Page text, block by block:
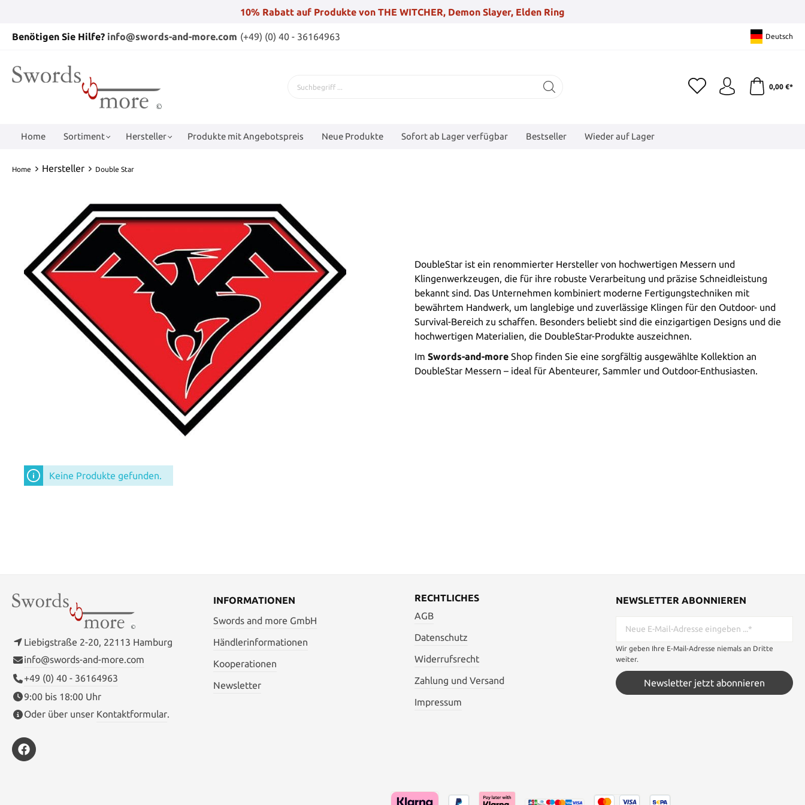
10% Rabatt auf Produkte von THE WITCHER, Demon Slayer, Elden Ring
Benötigen Sie Hilfe? info@swords-and-more.com (+49) (0) 40 - 36164963 Deutsch
0,00 €*
Home Sortiment Hersteller Produkte mit Angebotspreis Neue Produkte Sofort ab Lager verfügbar Bestseller Wieder auf Lager
Home Hersteller Double Star
DoubleStar ist ein renommierter Hersteller von hochwertigen Messern und
Klingenwerkzeugen, die für ihre robuste Verarbeitung und präzise Schneidleistung
bekannt sind. Das Unternehmen kombiniert moderne Fertigungstechniken mit
bewährtem Handwerk, um langlebige und zuverlässige Klingen für den Outdoor- und
Survival-Bereich zu schaffen. Besonders beliebt sind die einzigartigen Designs und die
hochwertigen Materialien, die DoubleStar-Produkte auszeichnen.
Im Swords-and-more Shop finden Sie eine sorgfältig ausgewählte Kollektion an
DoubleStar Messern – ideal für Abenteurer, Sammler und Outdoor-Enthusiasten.
Keine Produkte gefunden.
Liebigstraße 2-20, 22113 Hamburg
info@swords-and-more.com
+49 (0) 40 - 36164963
9:00 bis 18:00 Uhr
Oder über unser Kontaktformular.
INFORMATIONEN
Swords and more GmbH
Händlerinformationen
Kooperationen
Newsletter
RECHTLICHES
AGB
Datenschutz
Widerrufsrecht
Zahlung und Versand
Impressum
NEWSLETTER ABONNIEREN
Wir geben Ihre E-Mail-Adresse niemals an Dritte
weiter.
Newsletter jetzt abonnieren